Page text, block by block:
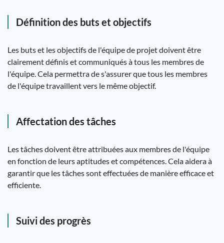
Définition des buts et objectifs
Les buts et les objectifs de l'équipe de projet doivent être
clairement définis et communiqués à tous les membres de
l'équipe. Cela permettra de s'assurer que tous les membres
de l'équipe travaillent vers le même objectif.
Affectation des tâches
Les tâches doivent être attribuées aux membres de l'équipe
en fonction de leurs aptitudes et compétences. Cela aidera à
garantir que les tâches sont effectuées de manière efficace et
efficiente.
Suivi des progrès